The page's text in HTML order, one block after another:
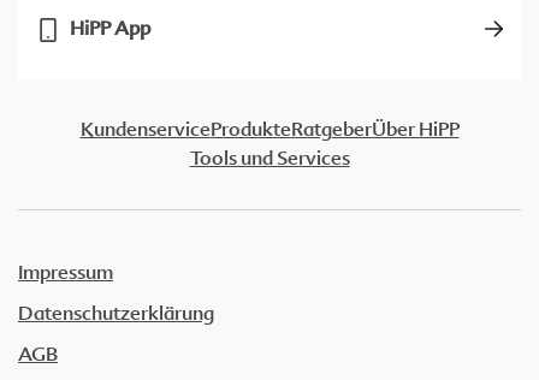
HiPP App
KundenserviceProdukteRatgeberÜber HiPP
Tools und Services
Impressum
Datenschutzerklärung
AGB